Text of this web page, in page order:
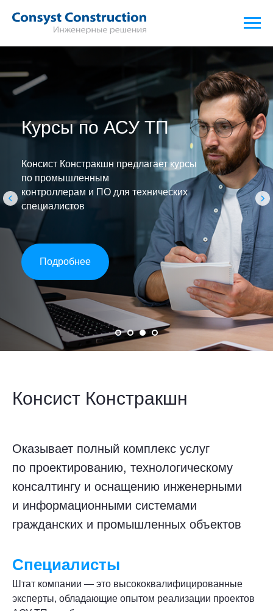
Курсы по АСУ ТП
Консист Констракшн предлагает курсы
по промышленным
контроллерам и ПО для технических
специалистов
Подробнее
Консист Констракшн
Оказывает полный комплекс услуг
по проектированию, технологическому
консалтингу и оснащению инженерными
и информационными системами
гражданских и промышленных объектов
Специалисты
Штат компании — это высококвалифицированные
эксперты, обладающие опытом реализации проектов